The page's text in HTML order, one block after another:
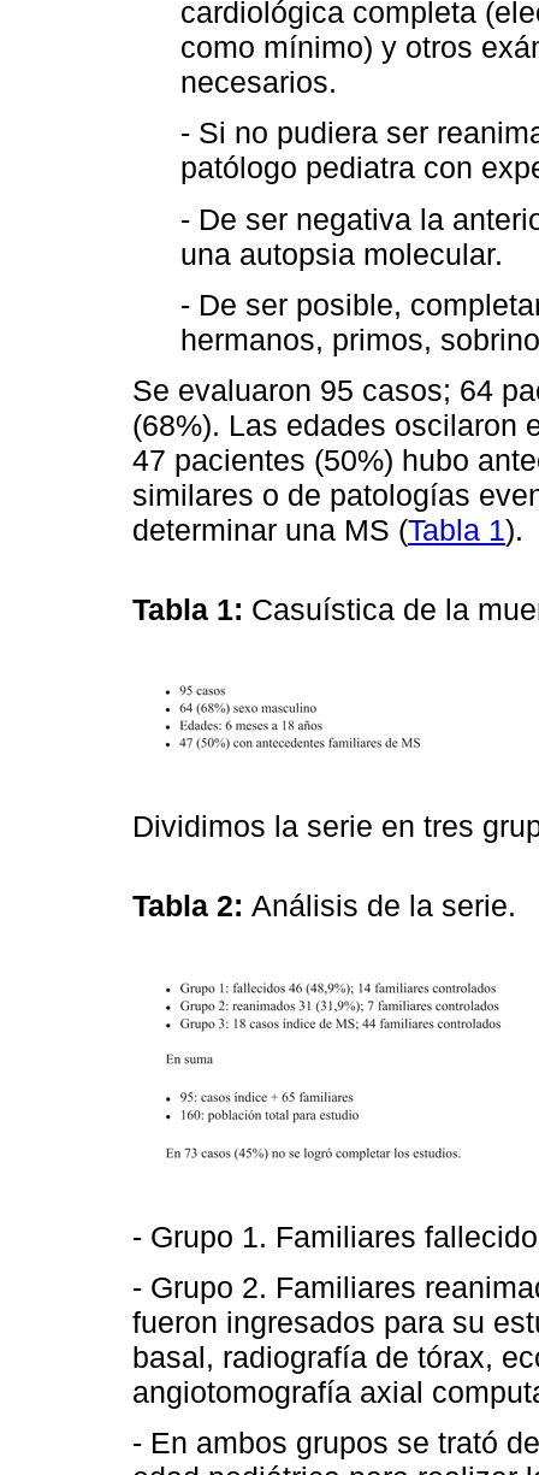
cardiológica completa
como mínimo) y otros
necesarios.
- Si no pudiera ser
patólogo pediatra con
- De ser negativa la
una autopsia molecular.
- De ser posible,
hermanos, primos,
Se evaluaron 95 casos; 64
(68%). Las edades oscilaron
47 pacientes (50%) hubo
similares o de patologías
determinar una MS (Tabla 1).
Tabla 1: Casuística de la
Dividimos la serie en tres
Tabla 2: Análisis de la serie.
- Grupo 1. Familiares
- Grupo 2. Familiares
fueron ingresados para su
basal, radiografía de tórax,
angiotomografía axial
- En ambos grupos se trató